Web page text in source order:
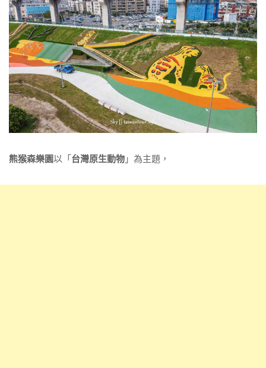
熊猴森樂園以「台灣原生動物 」為主題，